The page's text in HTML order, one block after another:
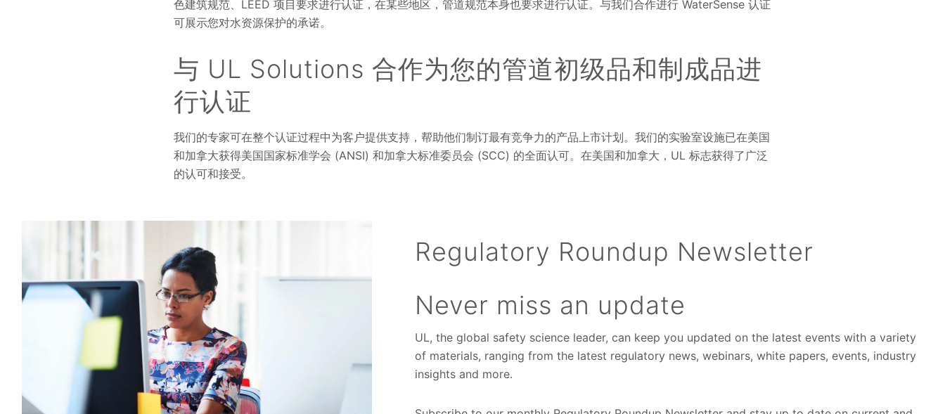
色建筑规范、LEED 项目要求进行认证，在某些地区，管道规范本身也要求进行认证。与我们合作进行 WaterSense 认证
可展示您对水资源保护的承诺。
与 UL Solutions 合作为您的管道初级品和制成品进
行认证
我们的专家可在整个认证过程中为客户提供支持，帮助他们制订最有竞争力的产品上市计划。我们的实验室设施已在美国
和加拿大获得美国国家标准学会 (ANSI) 和加拿大标准委员会 (SCC) 的全面认可。在美国和加拿大，UL 标志获得了广泛
的认可和接受。
Regulatory Roundup Newsletter
Never miss an update
UL, the global safety science leader, can keep you updated on the latest events with a variety
of materials, ranging from the latest regulatory news, webinars, white papers, events, industry
insights and more.